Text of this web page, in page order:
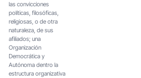
las convicciones
políticas, filosóficas,
religiosas, o de otra
naturaleza, de sus
afiliados; una
Organización
Democrática y
Autónoma dentro la
estructura organizativa